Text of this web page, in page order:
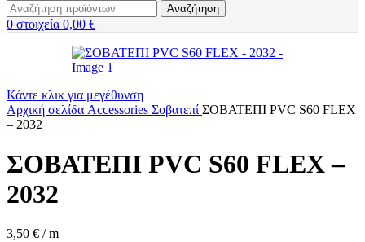
Αναζήτηση
0 στοιχεία 0,00 €
Κάντε κλικ για μεγέθυνση
Αρχική σελίδα Accessories Σοβατεπί ΣΟΒΑΤΕΠΙ PVC S60 FLEX
– 2032
ΣΟΒΑΤΕΠΙ PVC S60 FLEX –
2032
3,50 € / m